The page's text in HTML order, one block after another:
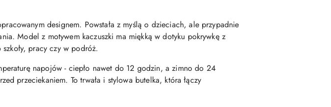
designem. Powstała z myślą o dzieciach, ale przypadnie
Model z motywem kaczuszki ma miękką w dotyku pokrywkę z
pracy czy w podróż.
napojów - ciepło nawet do 12 godzin, a zimno do 24
przeciekaniem. To trwała i stylowa butelka, która łączy